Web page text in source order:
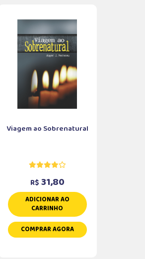
Viagem ao Sobrenatural
R$ 31,80
ADICIONAR AO
CARRINHO
COMPRAR AGORA